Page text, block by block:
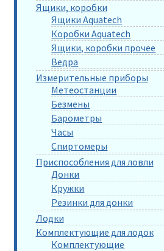
Ящики, коробки
Ящики Aquatech
Коробки Aquatech
Ящики, коробки прочее
Ведра
Измерительные приборы
Метеостанции
Безмены
Барометры
Часы
Спиртомеры
Приспособления для ловли
Донки
Кружки
Резинки для донки
Лодки
Комплектующие для лодок
Комплектующие